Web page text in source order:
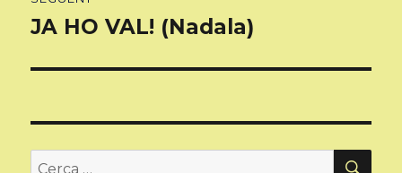
Entrada
JA HO VAL! (Nadala)
Cerca: